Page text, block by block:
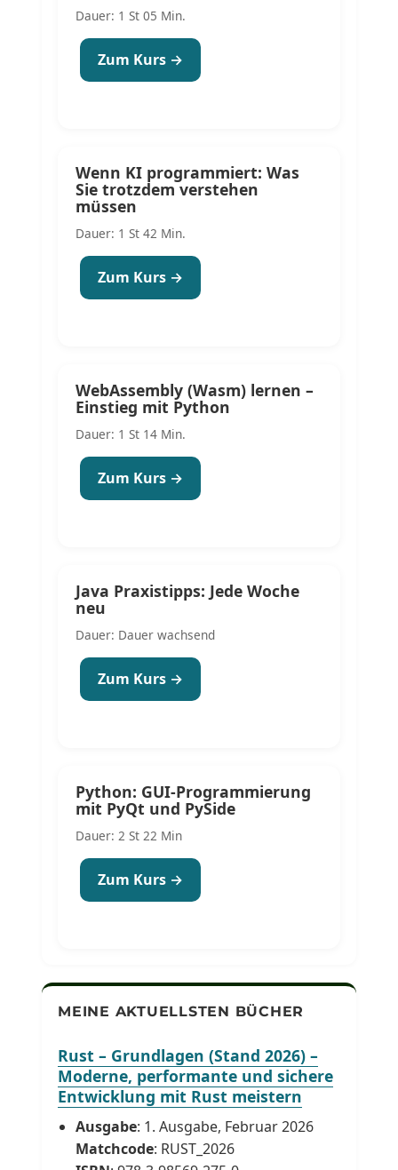
Dauer: 1 St 05 Min.
Zum Kurs →
Wenn KI programmiert: Was
Sie trotzdem verstehen
müssen
Dauer: 1 St 42 Min.
Zum Kurs →
WebAssembly (Wasm) lernen –
Einstieg mit Python
Dauer: 1 St 14 Min.
Zum Kurs →
Java Praxistipps: Jede Woche
neu
Dauer: Dauer wachsend
Zum Kurs →
Python: GUI-Programmierung
mit PyQt und PySide
Dauer: 2 St 22 Min
Zum Kurs →
MEINE AKTUELLSTEN BÜCHER
Rust – Grundlagen (Stand 2026) –
Moderne, performante und sichere
Entwicklung mit Rust meistern
Ausgabe: 1. Ausgabe, Februar 2026
Matchcode: RUST_2026